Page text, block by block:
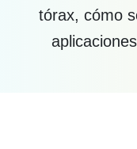
tórax, cómo